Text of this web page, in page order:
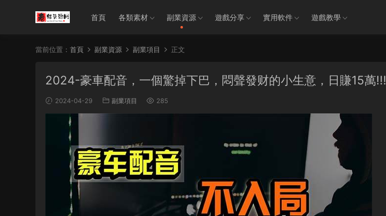
首頁 各類素材 副業資源 遊戲分享 實用軟件 遊戲教學
當前位置： 首頁 副業資源 副業項目 正文
2024-豪車配音，一個驚掉下巴，悶聲發财的小生意，日賺15萬!!!
2024-04-29 副業項目 285